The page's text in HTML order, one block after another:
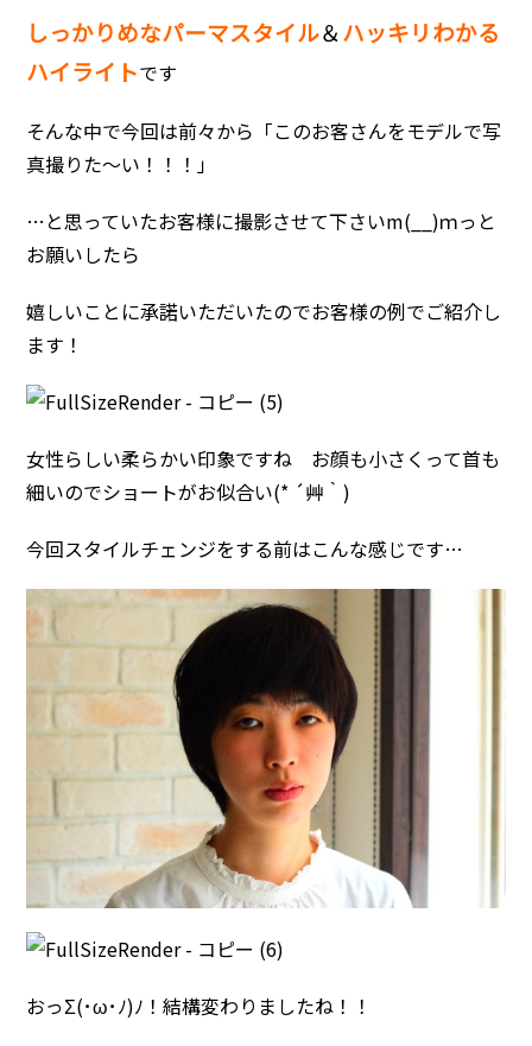
しっかりめなパーマスタイル＆ハッキリわかる
ハイライトです
そんな中で今回は前々から「このお客さんをモデルで写
真撮りた～い！！！」
…と思っていたお客様に撮影させて下さいm(__)ｍっと
お願いしたら
嬉しいことに承諾いただいたのでお客様の例でご紹介し
ます！
女性らしい柔らかい印象ですね お顔も小さくって首も
細いのでショートがお似合い(* ´艸｀)
今回スタイルチェンジをする前はこんな感じです…
おっΣ(･ω･ﾉ)ﾉ！結構変わりましたね！！